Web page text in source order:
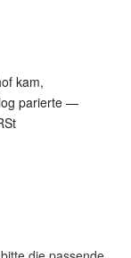
kam,
parierte —